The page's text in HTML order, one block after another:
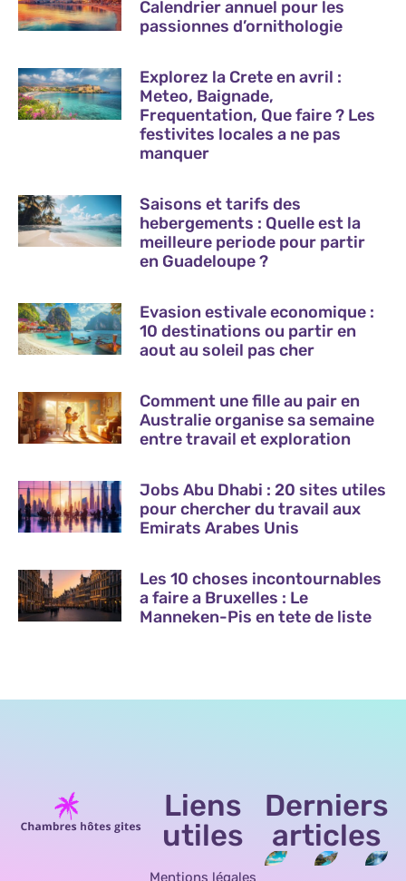
Calendrier annuel pour les
passionnes d’ornithologie
Explorez la Crete en avril :
Meteo, Baignade,
Frequentation, Que faire ? Les
festivites locales a ne pas
manquer
Saisons et tarifs des
hebergements : Quelle est la
meilleure periode pour partir
en Guadeloupe ?
Evasion estivale economique :
10 destinations ou partir en
aout au soleil pas cher
Comment une fille au pair en
Australie organise sa semaine
entre travail et exploration
Jobs Abu Dhabi : 20 sites utiles
pour chercher du travail aux
Emirats Arabes Unis
Les 10 choses incontournables
a faire a Bruxelles : Le
Manneken-Pis en tete de liste
Liens
utiles
Mentions légales
Derniers
articles